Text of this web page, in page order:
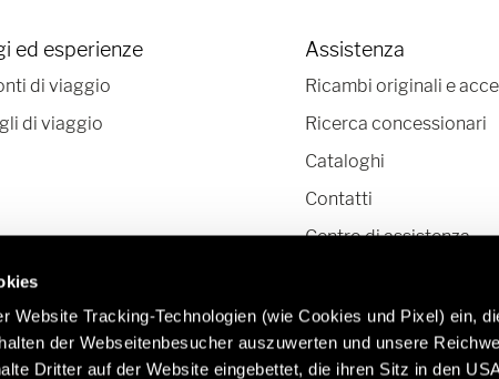
Website Tracking-Technologien (wie Cookies und Pixel) ein,
der Webseitenbesucher auszuwerten und unsere
Dritter auf der Website eingebettet, die ihren Sitz in den
ed esperienze
di viaggio
di viaggio
Assistenza
Ricambi originali e
Ricerca concessionari
Cataloghi
Contatti
Centro di assistenza